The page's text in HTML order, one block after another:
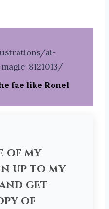
fae like Ronel
of my
up to my
get
of